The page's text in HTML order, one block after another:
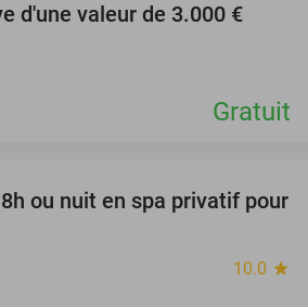
d'une valeur de 3.000 €
Gratuit
43%
ou nuit en spa privatif pour
10.0 star